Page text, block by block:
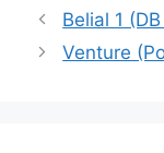
Belial 1
Venture